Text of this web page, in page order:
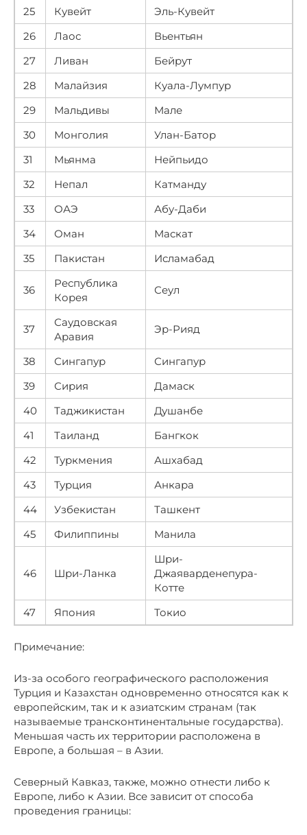
25
Кувейт
Эль-Кувейт
26
Лаос
Вьентьян
27
Ливан
Бейрут
28
Малайзия
Куала-Лумпур
29
Мальдивы
Мале
30
Монголия
Улан-Батор
31
Мьянма
Нейпьидо
32
Непал
Катманду
33
ОАЭ
Абу-Даби
34
Оман
Маскат
35
Пакистан Исламабад
36
Республика
Корея
Сеул
37
Саудовская
Аравия
Эр-Рияд
38 Сингапур
Сингапур
39
Сирия
Дамаск
40
Таджикистан
Душанбе
41
Таиланд
Бангкок
42
Туркмения
Ашхабад
43
Турция
Анкара
44
Узбекистан
Ташкент
45
Филиппины Манила
46 Шри-Ланка
Шри-
Джаяварденепура-
Котте
47
Япония Токио
Примечание:
Из-за особого географического расположения
Турция и Казахстан одновременно относятся как к
европейским, так и к азиатским странам (так
называемые трансконтинентальные государства).
Меньшая часть их территории расположена в
Европе, а большая – в Азии.
Северный Кавказ, также, можно отнести либо к
Европе, либо к Азии. Все зависит от способа
проведения границы: